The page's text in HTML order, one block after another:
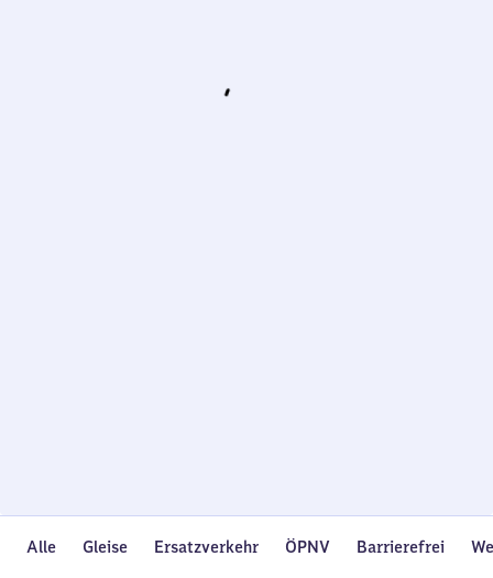
Alle Gleise Ersatzverkehr ÖPNV Barrierefrei